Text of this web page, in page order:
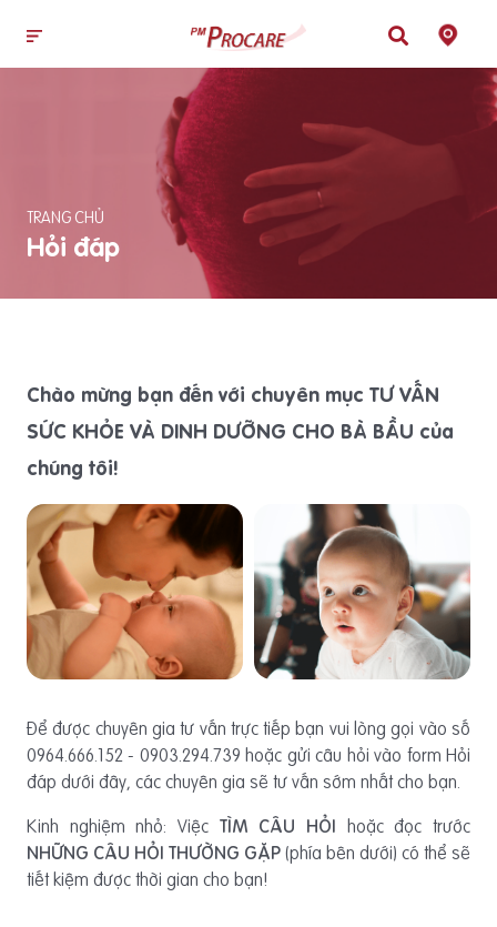
TRANG CHỦ
Hỏi đáp
Chào mừng bạn đến với chuyên mục TƯ VẤN
SỨC KHỎE VÀ DINH DƯỠNG CHO BÀ BẦU của
chúng tôi!
Để được chuyên gia tư vấn trực tiếp bạn vui lòng gọi vào số
0964.666.152 - 0903.294.739 hoặc gửi câu hỏi vào form Hỏi
đáp dưới đây, các chuyên gia sẽ tư vấn sớm nhất cho bạn.
Kinh nghiệm nhỏ: Việc TÌM CÂU HỎI hoặc đọc trước
NHỮNG CÂU HỎI THƯỜNG GẶP(phía bên dưới) có thể sẽ
tiết kiệm được thời gian cho bạn!